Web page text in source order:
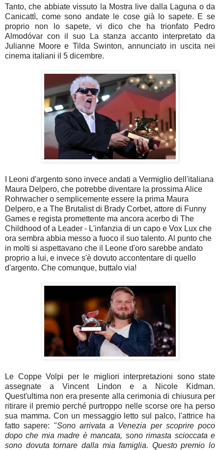
Tanto, che abbiate vissuto la Mostra live dalla Laguna o da
Canicattì, come sono andate le cose già lo sapete. E se
proprio non lo sapete, vi dico che ha trionfato Pedro
Almodóvar con il suo La stanza accanto interpretato da
Julianne Moore e Tilda Swinton, annunciato in uscita nei
cinema italiani il 5 dicembre.
I Leoni d'argento sono invece andati a Vermiglio dell'italiana
Maura Delpero, che potrebbe diventare la prossima Alice
Rohrwacher o semplicemente essere la prima Maura
Delpero, e a The Brutalist di Brady Corbet, attore di Funny
Games e regista promettente ma ancora acerbo di The
Childhood of a Leader - L'infanzia di un capo e Vox Lux che
ora sembra abbia messo a fuoco il suo talento. Al punto che
in molti si aspettavano che il Leone d'oro sarebbe andato
proprio a lui, e invece s'è dovuto accontentare di quello
d'argento. Che comunque, buttalo via!
Le Coppe Volpi per le migliori interpretazioni sono state
assegnate a Vincent Lindon e a Nicole Kidman.
Quest'ultima non era presente alla cerimonia di chiusura per
ritirare il premio perché purtroppo nelle scorse ore ha perso
sua mamma. Con un messaggio letto sul palco, l'attrice ha
fatto sapere: "Sono arrivata a Venezia per scoprire poco
dopo che mia madre è mancata, sono rimasta scioccata e
sono dovuta tornare dalla mia famiglia. Questo premio lo